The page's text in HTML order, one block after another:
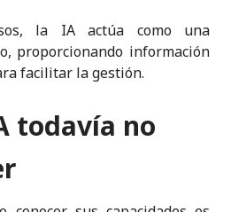
la IA actúa como una
proporcionando información
facilitar la gestión.
todavía no